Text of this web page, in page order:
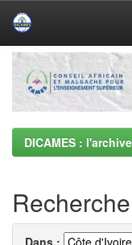
Skip
navigation
DICAMES :
Recherche
Dans :